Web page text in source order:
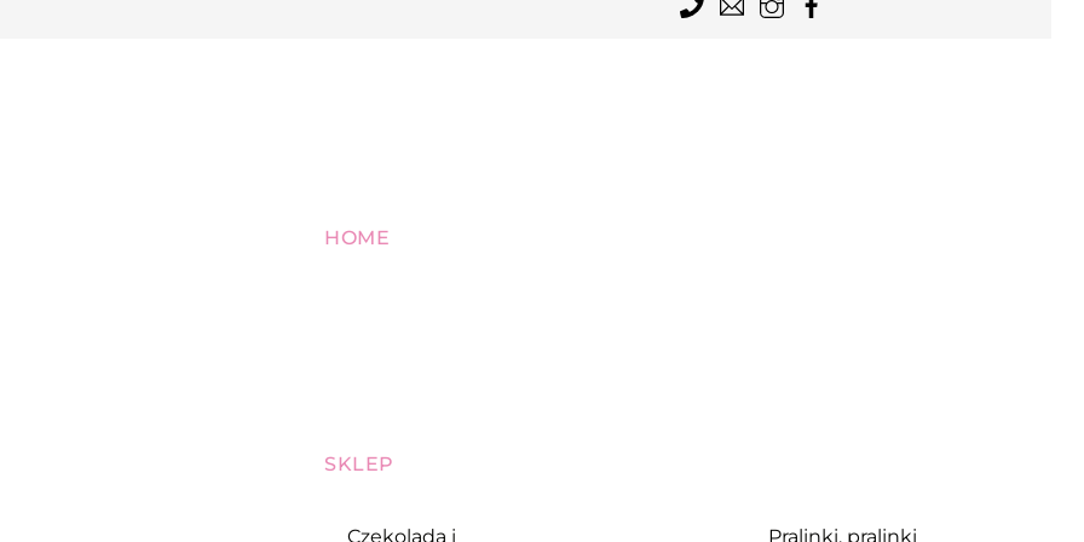
HOME
SKLEP
Czekolada i
Pralinki, pralinki